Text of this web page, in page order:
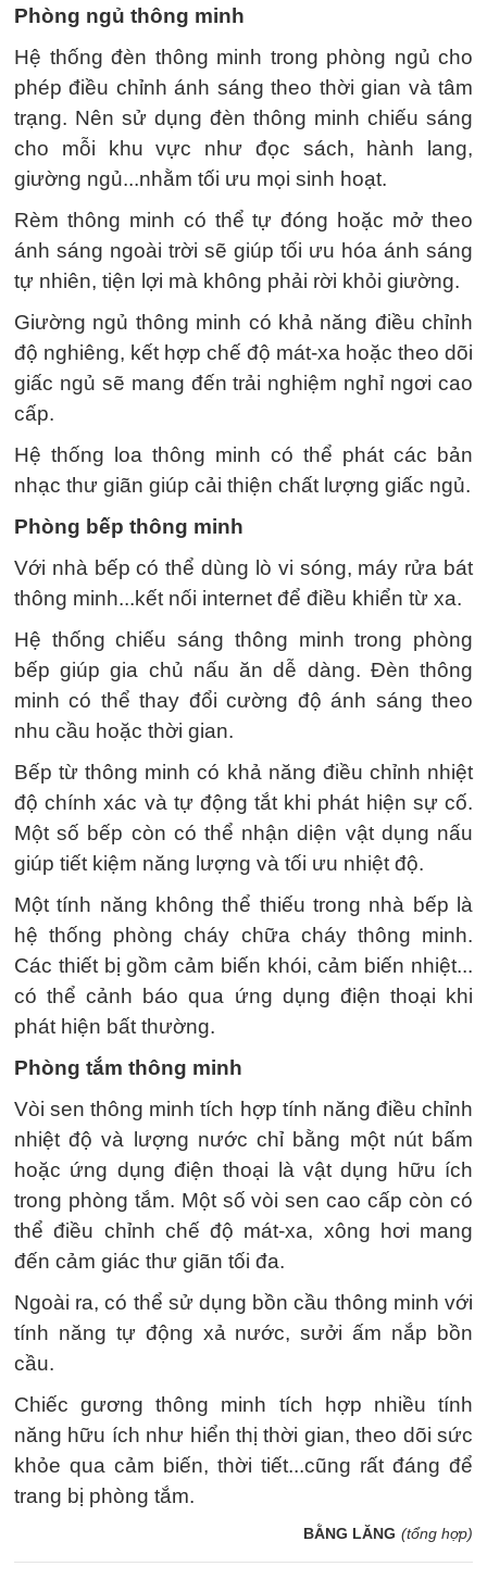
Phòng ngủ thông minh
Hệ thống đèn thông minh trong phòng ngủ cho
phép điều chỉnh ánh sáng theo thời gian và tâm
trạng. Nên sử dụng đèn thông minh chiếu sáng
cho mỗi khu vực như đọc sách, hành lang,
giường ngủ...nhằm tối ưu mọi sinh hoạt.
Rèm thông minh có thể tự đóng hoặc mở theo
ánh sáng ngoài trời sẽ giúp tối ưu hóa ánh sáng
tự nhiên, tiện lợi mà không phải rời khỏi giường.
Giường ngủ thông minh có khả năng điều chỉnh
độ nghiêng, kết hợp chế độ mát-xa hoặc theo dõi
giấc ngủ sẽ mang đến trải nghiệm nghỉ ngơi cao
cấp.
Hệ thống loa thông minh có thể phát các bản
nhạc thư giãn giúp cải thiện chất lượng giấc ngủ.
Phòng bếp thông minh
Với nhà bếp có thể dùng lò vi sóng, máy rửa bát
thông minh...kết nối internet để điều khiển từ xa.
Hệ thống chiếu sáng thông minh trong phòng
bếp giúp gia chủ nấu ăn dễ dàng. Đèn thông
minh có thể thay đổi cường độ ánh sáng theo
nhu cầu hoặc thời gian.
Bếp từ thông minh có khả năng điều chỉnh nhiệt
độ chính xác và tự động tắt khi phát hiện sự cố.
Một số bếp còn có thể nhận diện vật dụng nấu
giúp tiết kiệm năng lượng và tối ưu nhiệt độ.
Một tính năng không thể thiếu trong nhà bếp là
hệ thống phòng cháy chữa cháy thông minh.
Các thiết bị gồm cảm biến khói, cảm biến nhiệt...
có thể cảnh báo qua ứng dụng điện thoại khi
phát hiện bất thường.
Phòng tắm thông minh
Vòi sen thông minh tích hợp tính năng điều chỉnh
nhiệt độ và lượng nước chỉ bằng một nút bấm
hoặc ứng dụng điện thoại là vật dụng hữu ích
trong phòng tắm. Một số vòi sen cao cấp còn có
thể điều chỉnh chế độ mát-xa, xông hơi mang
đến cảm giác thư giãn tối đa.
Ngoài ra, có thể sử dụng bồn cầu thông minh với
tính năng tự động xả nước, sưởi ấm nắp bồn
cầu.
Chiếc gương thông minh tích hợp nhiều tính
năng hữu ích như hiển thị thời gian, theo dõi sức
khỏe qua cảm biến, thời tiết...cũng rất đáng để
trang bị phòng tắm.
BẰNG LĂNG (tổng hợp)